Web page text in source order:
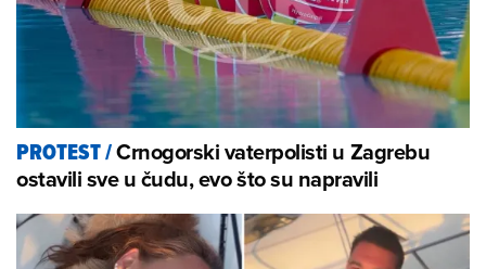
PROTEST/Crnogorski vaterpolisti u Zagrebu
ostavili sve u čudu, evo što su napravili